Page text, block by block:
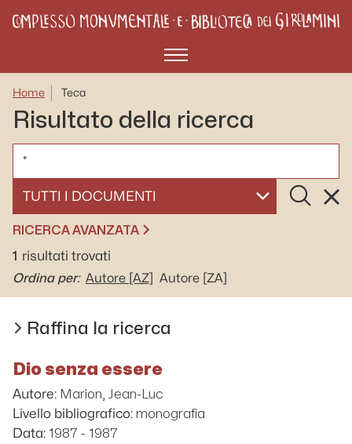
Menù
Home Teca
Risultato della ricerca
SELEZIONA UN DOCUMENTO
Cerca
RICERCA AVANZATA
1 risultati trovati
Ordina per: Autore [AZ] Autore [ZA]
Raffina la ricerca
Dio senza essere
Autore: Marion, Jean-Luc
Livello bibliografico: monografia
Data: 1987 - 1987